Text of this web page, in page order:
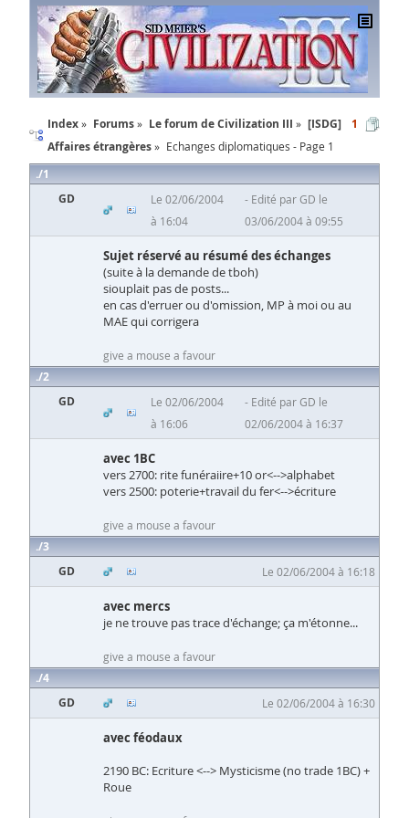
Index Forums Le forum de Civilization III
[ISDG]
Affaires étrangères
Echanges diplomatiques - Page 1
1
1
GD
Le 02/06/2004
à 16:04
Edité par GD le
03/06/2004 à 09:55
Sujet réservé au résumé des échanges
(suite à la demande de tboh)
siouplait pas de posts...
en cas d'erruer ou d'omission, MP à moi ou au
MAE qui corrigera
give a mouse a favour
2
GD
Le 02/06/2004
à 16:06
Edité par GD le
02/06/2004 à 16:37
avec 1BC
vers 2700: rite funéraiire+10 or<-->alphabet
vers 2500: poterie+travail du fer<-->écriture
give a mouse a favour
3
GD
Le 02/06/2004 à 16:18
avec mercs
je ne trouve pas trace d'échange; ça m'étonne...
give a mouse a favour
4
GD
Le 02/06/2004 à 16:30
avec féodaux
2190 BC: Ecriture <--> Mysticisme (no trade 1BC) +
Roue